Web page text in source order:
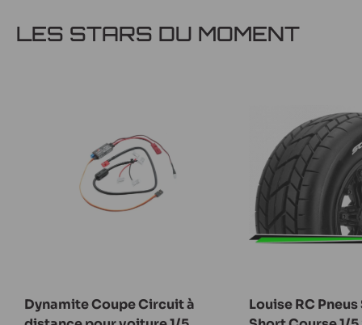
LES STARS DU MOMENT
Dynamite Coupe Circuit à
Louise RC